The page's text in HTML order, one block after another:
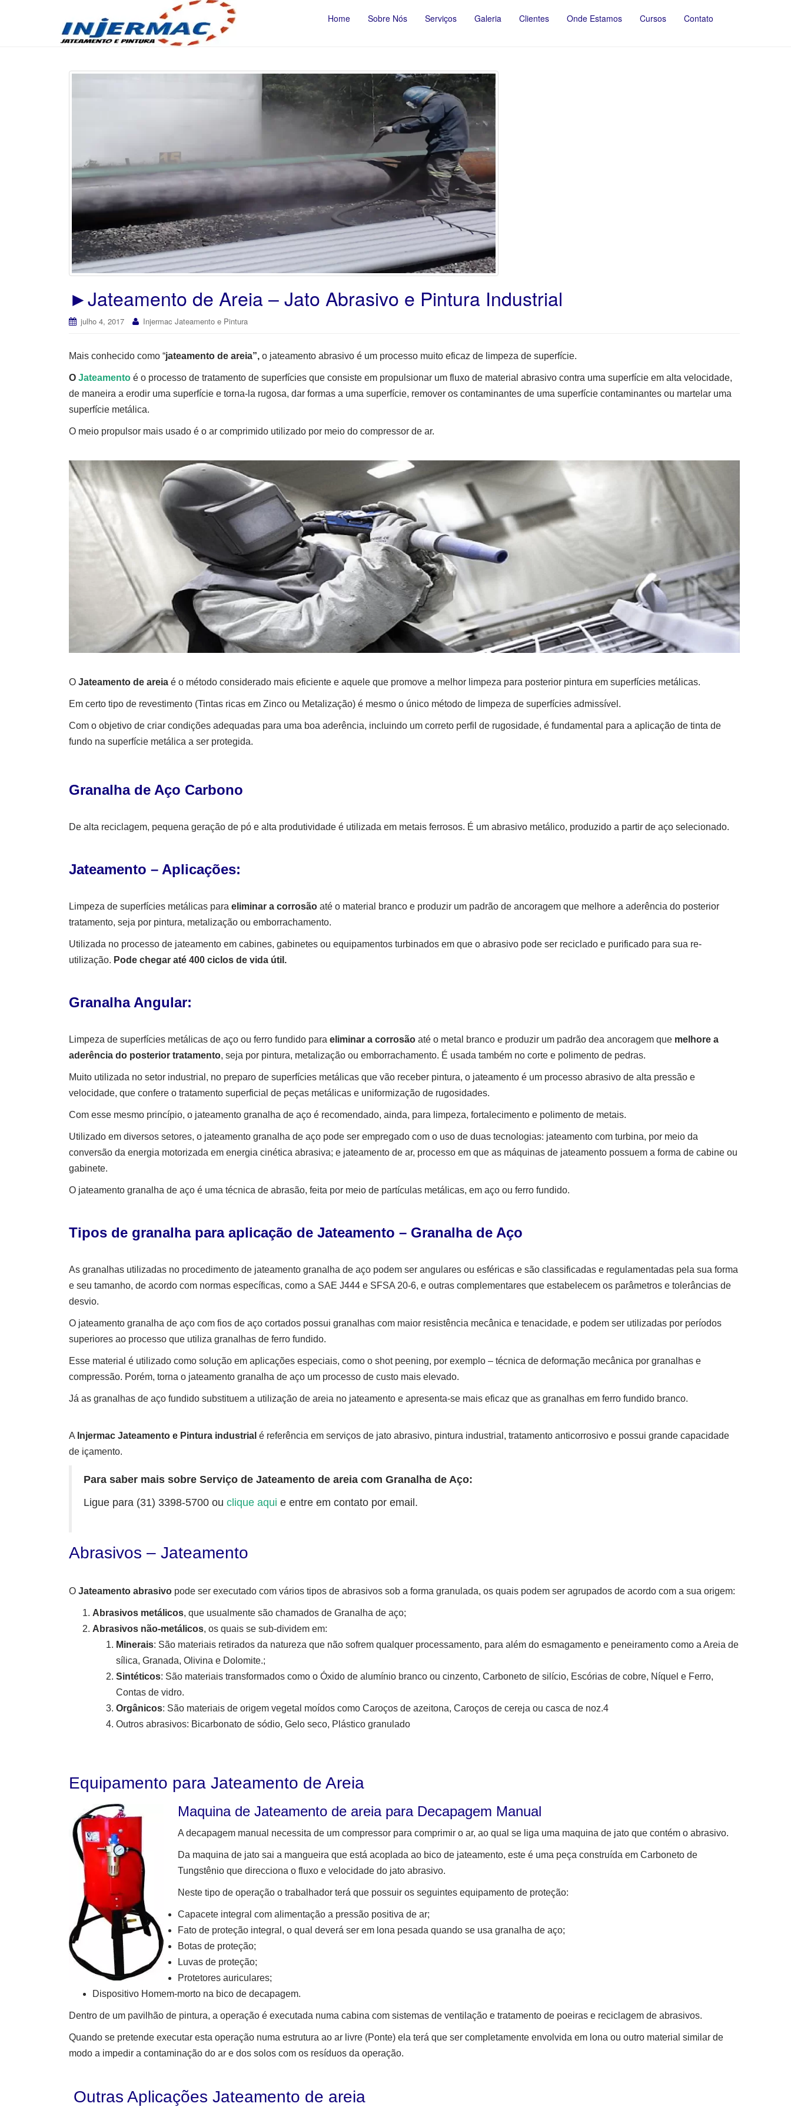
Home Sobre Nós Serviços Galeria Clientes Onde Estamos Cursos Contato
►Jateamento de Areia – Jato Abrasivo e Pintura Industrial
julho 4, 2017 Injermac Jateamento e Pintura
Mais conhecido como “jateamento de areia”, o jateamento abrasivo é um processo muito eficaz de limpeza de superfície.
O Jateamento é o processo de tratamento de superfícies que consiste em propulsionar um fluxo de material abrasivo contra uma superfície em alta velocidade,
de maneira a erodir uma superfície e torna-la rugosa, dar formas a uma superfície, remover os contaminantes de uma superfície contaminantes ou martelar uma
superfície metálica.
O meio propulsor mais usado é o ar comprimido utilizado por meio do compressor de ar.
O Jateamento de areia é o método considerado mais eficiente e aquele que promove a melhor limpeza para posterior pintura em superfícies metálicas.
Em certo tipo de revestimento (Tintas ricas em Zinco ou Metalização) é mesmo o único método de limpeza de superfícies admissível.
Com o objetivo de criar condições adequadas para uma boa aderência, incluindo um correto perfil de rugosidade, é fundamental para a aplicação de tinta de
fundo na superfície metálica a ser protegida.
Granalha de Aço Carbono
De alta reciclagem, pequena geração de pó e alta produtividade é utilizada em metais ferrosos. É um abrasivo metálico, produzido a partir de aço selecionado.
Jateamento – Aplicações:
Limpeza de superfícies metálicas para eliminar a corrosão até o material branco e produzir um padrão de ancoragem que melhore a aderência do posterior
tratamento, seja por pintura, metalização ou emborrachamento.
Utilizada no processo de jateamento em cabines, gabinetes ou equipamentos turbinados em que o abrasivo pode ser reciclado e purificado para sua re-
utilização. Pode chegar até 400 ciclos de vida útil.
Granalha Angular:
Limpeza de superfícies metálicas de aço ou ferro fundido para eliminar a corrosão até o metal branco e produzir um padrão dea ancoragem que melhore a
aderência do posterior tratamento, seja por pintura, metalização ou emborrachamento. É usada também no corte e polimento de pedras.
Muito utilizada no setor industrial, no preparo de superfícies metálicas que vão receber pintura, o jateamento é um processo abrasivo de alta pressão e
velocidade, que confere o tratamento superficial de peças metálicas e uniformização de rugosidades.
Com esse mesmo princípio, o jateamento granalha de aço é recomendado, ainda, para limpeza, fortalecimento e polimento de metais.
Utilizado em diversos setores, o jateamento granalha de aço pode ser empregado com o uso de duas tecnologias: jateamento com turbina, por meio da
conversão da energia motorizada em energia cinética abrasiva; e jateamento de ar, processo em que as máquinas de jateamento possuem a forma de cabine ou
gabinete.
O jateamento granalha de aço é uma técnica de abrasão, feita por meio de partículas metálicas, em aço ou ferro fundido.
Tipos de granalha para aplicação de Jateamento – Granalha de Aço
As granalhas utilizadas no procedimento de jateamento granalha de aço podem ser angulares ou esféricas e são classificadas e regulamentadas pela sua forma
e seu tamanho, de acordo com normas específicas, como a SAE J444 e SFSA 20-6, e outras complementares que estabelecem os parâmetros e tolerâncias de
desvio.
O jateamento granalha de aço com fios de aço cortados possui granalhas com maior resistência mecânica e tenacidade, e podem ser utilizadas por períodos
superiores ao processo que utiliza granalhas de ferro fundido.
Esse material é utilizado como solução em aplicações especiais, como o shot peening, por exemplo – técnica de deformação mecânica por granalhas e
compressão. Porém, torna o jateamento granalha de aço um processo de custo mais elevado.
Já as granalhas de aço fundido substituem a utilização de areia no jateamento e apresenta-se mais eficaz que as granalhas em ferro fundido branco.
A Injermac Jateamento e Pintura industrial é referência em serviços de jato abrasivo, pintura industrial, tratamento anticorrosivo e possui grande capacidade
de içamento.
Para saber mais sobre Serviço de Jateamento de areia com Granalha de Aço:
Ligue para (31) 3398-5700 ou clique aqui e entre em contato por email.
Abrasivos – Jateamento
O Jateamento abrasivo pode ser executado com vários tipos de abrasivos sob a forma granulada, os quais podem ser agrupados de acordo com a sua origem:
Abrasivos metálicos, que usualmente são chamados de Granalha de aço;
Abrasivos não-metálicos, os quais se sub-dividem em:
Minerais: São materiais retirados da natureza que não sofrem qualquer processamento, para além do esmagamento e peneiramento como a Areia de
sílica, Granada, Olivina e Dolomite.;
Sintéticos: São materiais transformados como o Óxido de alumínio branco ou cinzento, Carboneto de silício, Escórias de cobre, Níquel e Ferro,
Contas de vidro.
Orgânicos: São materiais de origem vegetal moídos como Caroços de azeitona, Caroços de cereja ou casca de noz.4
Outros abrasivos: Bicarbonato de sódio, Gelo seco, Plástico granulado
Equipamento para Jateamento de Areia
Maquina de Jateamento de areia para Decapagem Manual
A decapagem manual necessita de um compressor para comprimir o ar, ao qual se liga uma maquina de jato que contém o abrasivo.
Da maquina de jato sai a mangueira que está acoplada ao bico de jateamento, este é uma peça construída em Carboneto de
Tungstênio que direcciona o fluxo e velocidade do jato abrasivo.
Neste tipo de operação o trabalhador terá que possuir os seguintes equipamento de proteção:
Capacete integral com alimentação a pressão positiva de ar;
Fato de proteção integral, o qual deverá ser em lona pesada quando se usa granalha de aço;
Botas de proteção;
Luvas de proteção;
Protetores auriculares;
Dispositivo Homem-morto na bico de decapagem.
Dentro de um pavilhão de pintura, a operação é executada numa cabina com sistemas de ventilação e tratamento de poeiras e reciclagem de abrasivos.
Quando se pretende executar esta operação numa estrutura ao ar livre (Ponte) ela terá que ser completamente envolvida em lona ou outro material similar de
modo a impedir a contaminação do ar e dos solos com os resíduos da operação.
Outras Aplicações Jateamento de areia